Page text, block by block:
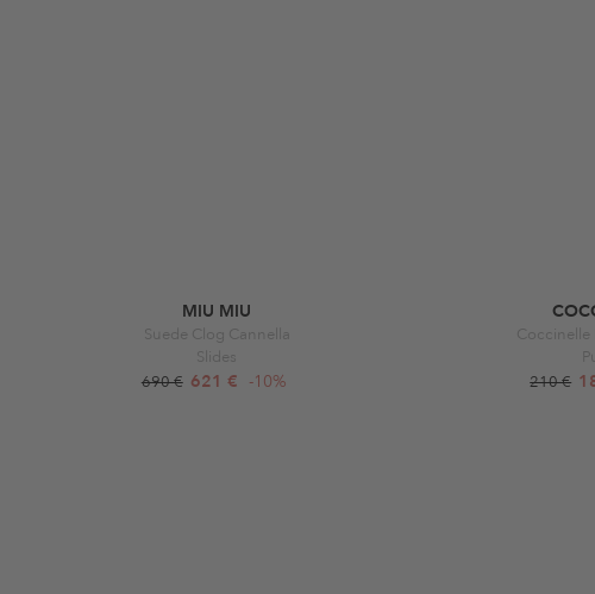
MIU MIU
Suede Clog Cannella
Slides
690 € 621 € -10%
210 €